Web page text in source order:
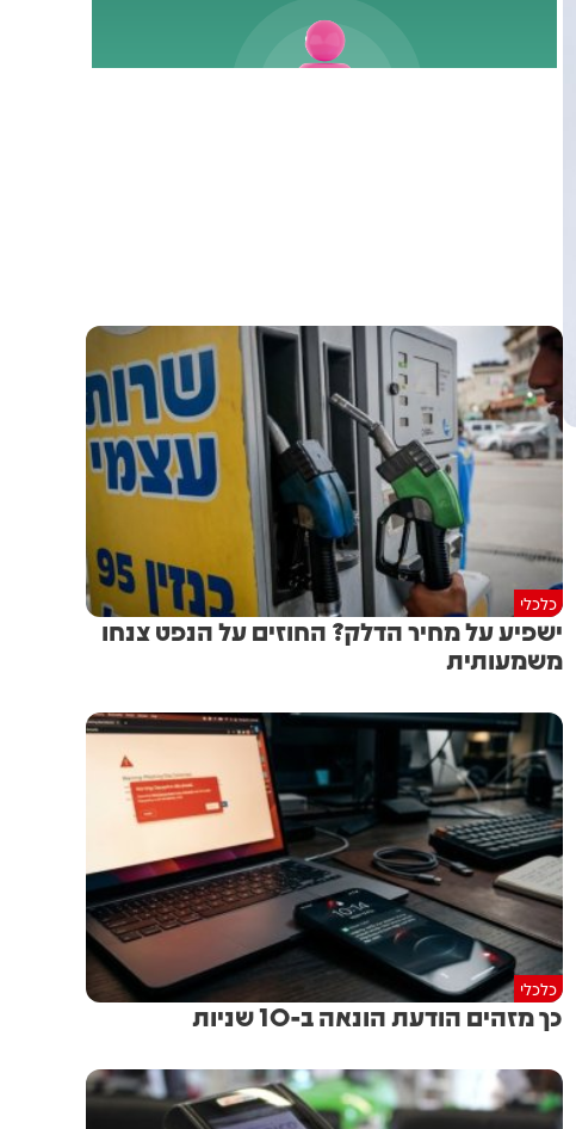
כלכלי
ישפיע על מחיר הדלק? החוזים על הנפט צנחו
משמעותית
כלכלי
כך מזהים הודעת הונאה ב-10 שניות